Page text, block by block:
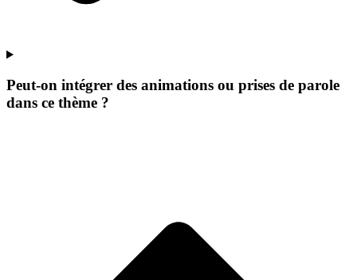
Peut-on intégrer des animations ou prises de parole
dans ce thème ?